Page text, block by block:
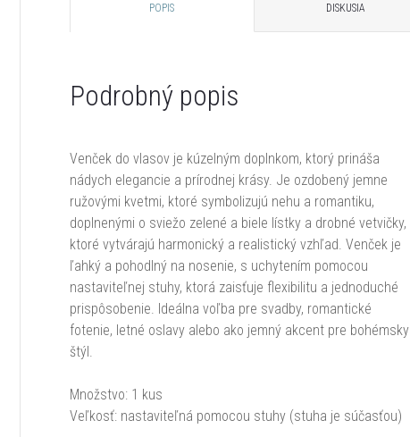
POPIS DISKUSIA
Podrobný popis
Venček do vlasov je kúzelným doplnkom, ktorý prináša
nádych elegancie a prírodnej krásy. Je ozdobený jemne
ružovými kvetmi, ktoré symbolizujú nehu a romantiku,
doplnenými o sviežo zelené a biele lístky a drobné vetvičky,
ktoré vytvárajú harmonický a realistický vzhľad. Venček je
ľahký a pohodlný na nosenie, s uchytením pomocou
nastaviteľnej stuhy, ktorá zaisťuje flexibilitu a jednoduché
prispôsobenie. Ideálna voľba pre svadby, romantické
fotenie, letné oslavy alebo ako jemný akcent pre bohémsky
štýl.
Množstvo: 1 kus
Veľkosť: nastaviteľná pomocou stuhy (stuha je súčasťou)